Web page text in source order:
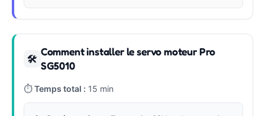
🛠
Comment installer le servo moteur Pro
SG5010
⏱Temps total : 15 min